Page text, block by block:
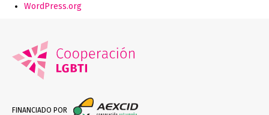
WordPress.org
FINANCIADO POR